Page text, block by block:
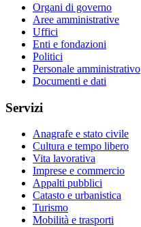
Organi di governo
Aree amministrative
Uffici
Enti e fondazioni
Politici
Personale amministrativo
Documenti e dati
Servizi
Anagrafe e stato civile
Cultura e tempo libero
Vita lavorativa
Imprese e commercio
Appalti pubblici
Catasto e urbanistica
Turismo
Mobilità e trasporti